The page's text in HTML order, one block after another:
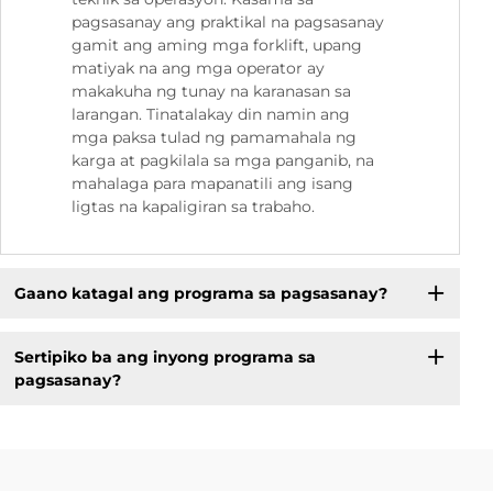
pagsasanay ang praktikal na pagsasanay
gamit ang aming mga forklift, upang
matiyak na ang mga operator ay
makakuha ng tunay na karanasan sa
larangan. Tinatalakay din namin ang
mga paksa tulad ng pamamahala ng
karga at pagkilala sa mga panganib, na
mahalaga para mapanatili ang isang
ligtas na kapaligiran sa trabaho.
Gaano katagal ang programa sa pagsasanay?
Sertipiko ba ang inyong programa sa
pagsasanay?